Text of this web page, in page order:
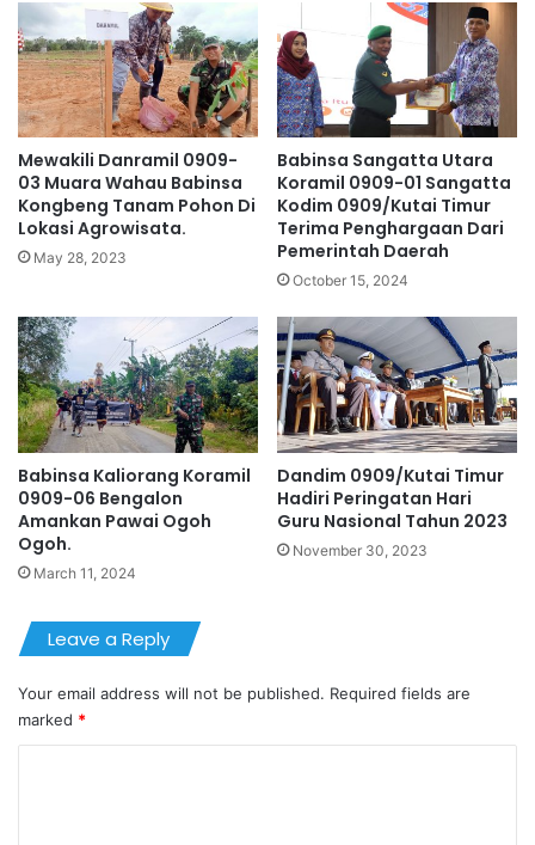
Mewakili Danramil 0909-
03 Muara Wahau Babinsa
Kongbeng Tanam Pohon Di
Lokasi Agrowisata.
May 28, 2023
Babinsa Sangatta Utara
Koramil 0909-01 Sangatta
Kodim 0909/Kutai Timur
Terima Penghargaan Dari
Pemerintah Daerah
October 15, 2024
Babinsa Kaliorang Koramil
0909-06 Bengalon
Amankan Pawai Ogoh
Ogoh.
March 11, 2024
Dandim 0909/Kutai Timur
Hadiri Peringatan Hari
Guru Nasional Tahun 2023
November 30, 2023
Leave a Reply
Your email address will not be published. Required fields are
marked *